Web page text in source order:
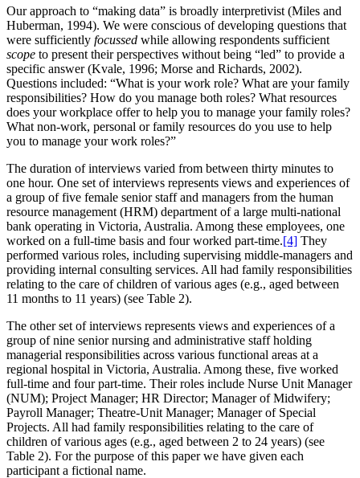
Our approach to “making data” is broadly interpretivist (Miles and
Huberman, 1994). We were conscious of developing questions that
were sufficiently focussed while allowing respondents sufficient
scope to present their perspectives without being “led” to provide a
specific answer (Kvale, 1996; Morse and Richards, 2002).
Questions included: “What is your work role? What are your family
responsibilities? How do you manage both roles? What resources
does your workplace offer to help you to manage your family roles?
What non-work, personal or family resources do you use to help
you to manage your work roles?”
The duration of interviews varied from between thirty minutes to
one hour. One set of interviews represents views and experiences of
a group of five female senior staff and managers from the human
resource management (HRM) department of a large multi-national
bank operating in Victoria, Australia. Among these employees, one
worked on a full-time basis and four worked part-time.[4] They
performed various roles, including supervising middle-managers and
providing internal consulting services. All had family responsibilities
relating to the care of children of various ages (e.g., aged between
11 months to 11 years) (see Table 2).
The other set of interviews represents views and experiences of a
group of nine senior nursing and administrative staff holding
managerial responsibilities across various functional areas at a
regional hospital in Victoria, Australia. Among these, five worked
full-time and four part-time. Their roles include Nurse Unit Manager
(NUM); Project Manager; HR Director; Manager of Midwifery;
Payroll Manager; Theatre-Unit Manager; Manager of Special
Projects. All had family responsibilities relating to the care of
children of various ages (e.g., aged between 2 to 24 years) (see
Table 2). For the purpose of this paper we have given each
participant a fictional name.